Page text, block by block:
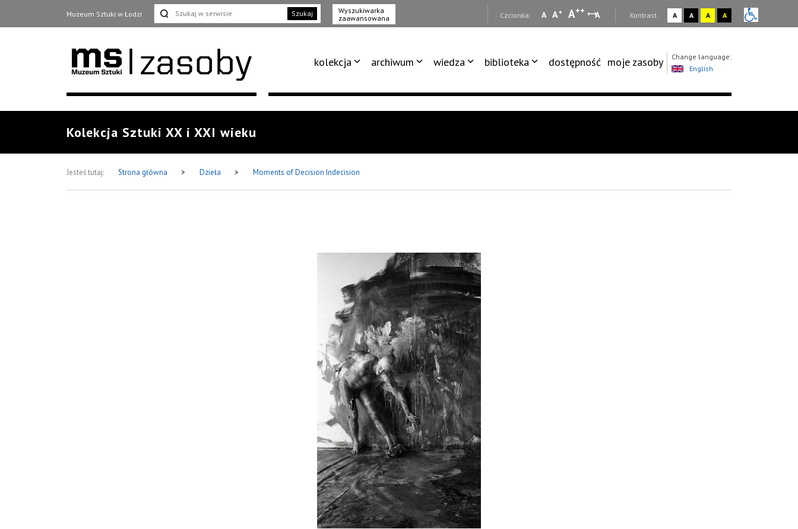
Muzeum Sztuki w Łodzi Szukaj
Wyszukiwarka
zaawansowana
Czcionka: A A+ A++ A Kontrast: A A A A
kolekcja archiwum wiedza biblioteka dostępność moje zasoby
Change language:
English
Kolekcja Sztuki XX i XXI wieku
Jesteś tutaj: Strona główna > Dzieła > Moments of Decision Indecision